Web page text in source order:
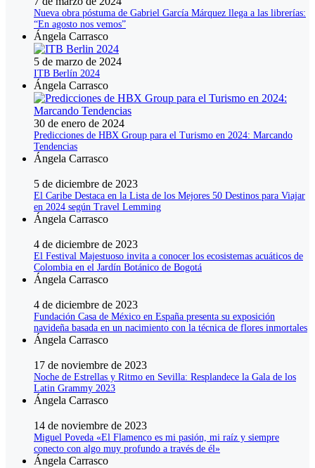
Nueva obra póstuma de Gabriel García Márquez llega a las librerías:
“En agosto nos vemos”
Ángela Carrasco
5 de marzo de 2024
ITB Berlín 2024
Ángela Carrasco
30 de enero de 2024
Predicciones de HBX Group para el Turismo en 2024: Marcando
Tendencias
Ángela Carrasco
5 de diciembre de 2023
El Caribe Destaca en la Lista de los Mejores 50 Destinos para Viajar
en 2024 según Travel Lemming
Ángela Carrasco
4 de diciembre de 2023
El Festival Majestuoso invita a conocer los ecosistemas acuáticos de
Colombia en el Jardín Botánico de Bogotá
Ángela Carrasco
4 de diciembre de 2023
Fundación Casa de México en España presenta su exposición
navideña basada en un nacimiento con la técnica de flores inmortales
Ángela Carrasco
17 de noviembre de 2023
Noche de Estrellas y Ritmo en Sevilla: Resplandece la Gala de los
Latin Grammy 2023
Ángela Carrasco
14 de noviembre de 2023
Miguel Poveda «El Flamenco es mi pasión, mi raíz y siempre
conecto con algo muy profundo a través de él»
Ángela Carrasco